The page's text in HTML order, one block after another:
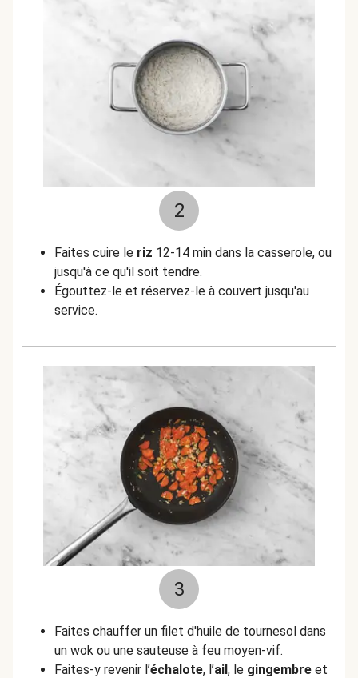
2
Faites cuire le riz 12-14 min dans la casserole, ou
jusqu'à ce qu'il soit tendre.
Égouttez-le et réservez-le à couvert jusqu'au
service.
3
Faites chauffer un filet d'huile de tournesol dans
un wok ou une sauteuse à feu moyen-vif.
Faites-y revenir l’échalote, l’ail, le gingembre et